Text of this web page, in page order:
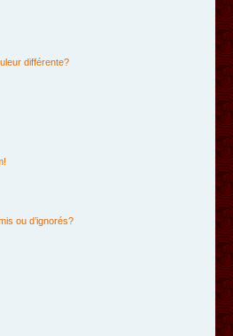
différente?
ou d’ignorés?